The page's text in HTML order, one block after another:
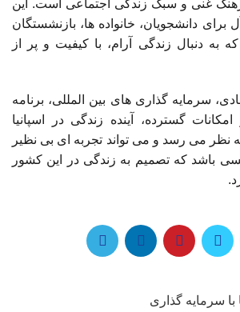
فرهنگ غنی و سبک زندگی اجتماعی است. این
دانشجویان، خانواده ها، بازنشستگان
به دنبال زندگی آرام، با کیفیت و پر از
سرمایه گذاری های بین المللی، برنامه
گسترده، آینده زندگی در اسپانیا
نظر می رسد و می تواند تجربه ای بی نظیر
باشد که تصمیم به زندگی در این کشور
با سرمایه ‌گذاری